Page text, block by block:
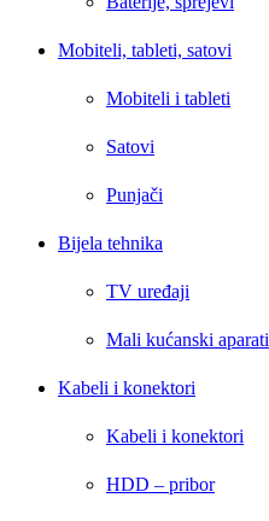
Mobiteli, tableti, satovi
Mobiteli i tableti
Satovi
Punjači
Bijela tehnika
TV uređaji
Mali kućanski aparati
Kabeli i konektori
Kabeli i konektori
HDD – pribor